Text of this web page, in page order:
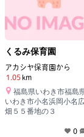
くるみ保育園
アカシヤ保育園から
1.05 km
福島県いわき市福島
いわき市小名浜岡小名
畑５５番地の３
0